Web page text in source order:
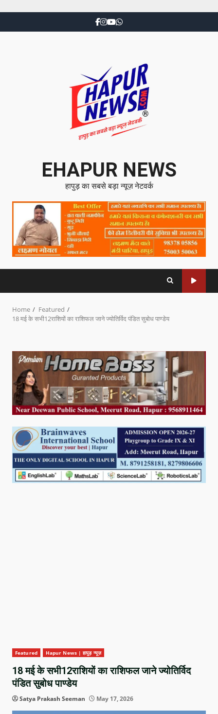
EHAPUR NEWS
हापुड़ का सबसे बड़ा न्यूज़ नेटवर्क
Home
Featured
18 मई के सभी12राशियों का राशिफल जाने ज्योतिर्विद पंडित सुबोध पाण्डेय
Featured Hapur News | हापुड़ न्यूज़
18 मई के सभी12राशियों का राशिफल जाने ज्योतिर्विद
पंडित सुबोध पाण्डेय
Satya Prakash Seeman May 17, 2026